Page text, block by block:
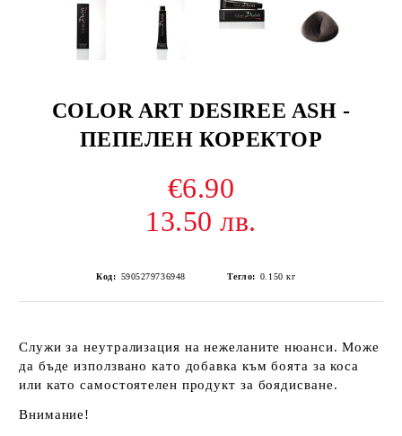
COLOR ART DESIREE ASH -
ПЕПЕЛЕН КОРЕКТОР
€6.90
13.50 лв.
Код: 5905279736948 Тегло: 0.150 кг
Служи за неутрализация на нежеланите нюанси. Може
да бъде използвано като добавка към боята за коса
или като самостоятелен продукт за боядисване.
Внимание!